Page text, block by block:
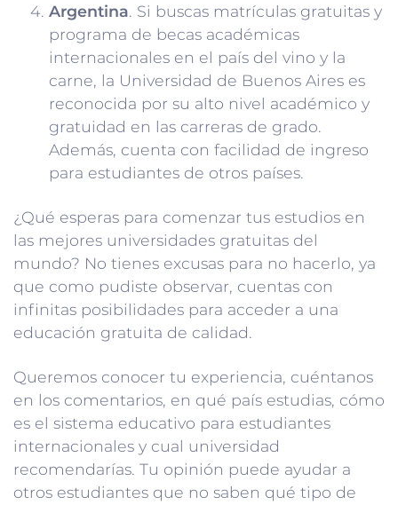
Argentina. Si buscas matrículas gratuitas y
programa de becas académicas
internacionales en el país del vino y la
carne, la Universidad de Buenos Aires es
reconocida por su alto nivel académico y
gratuidad en las carreras de grado.
Además, cuenta con facilidad de ingreso
para estudiantes de otros países.
¿Qué esperas para comenzar tus estudios en
las mejores universidades gratuitas del
mundo? No tienes excusas para no hacerlo, ya
que como pudiste observar, cuentas con
infinitas posibilidades para acceder a una
educación gratuita de calidad.
Queremos conocer tu experiencia, cuéntanos
en los comentarios, en qué país estudias, cómo
es el sistema educativo para estudiantes
internacionales y cual universidad
recomendarías. Tu opinión puede ayudar a
otros estudiantes que no saben qué tipo de